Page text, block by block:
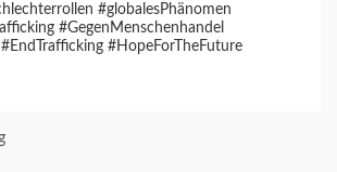
#globalesPhänomen
#GegenMenschenhandel
#HopeForTheFuture